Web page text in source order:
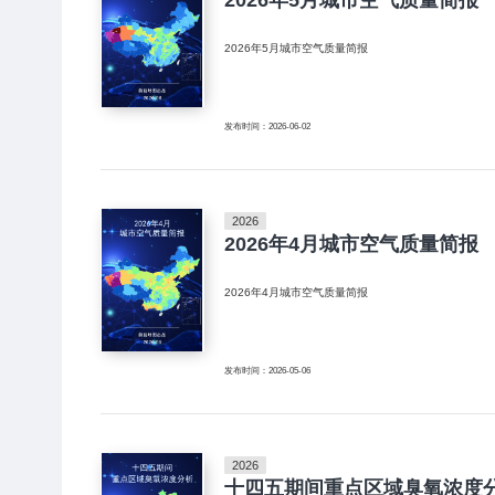
2026年5月城市空气质量简报
发布时间：2026-06-02
2026
2026年4月城市空气质量简报
2026年4月城市空气质量简报
发布时间：2026-05-06
2026
十四五期间重点区域臭氧浓度